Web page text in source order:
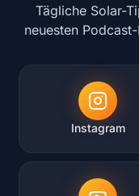
Tägliche Solar-
neuesten
Instagram